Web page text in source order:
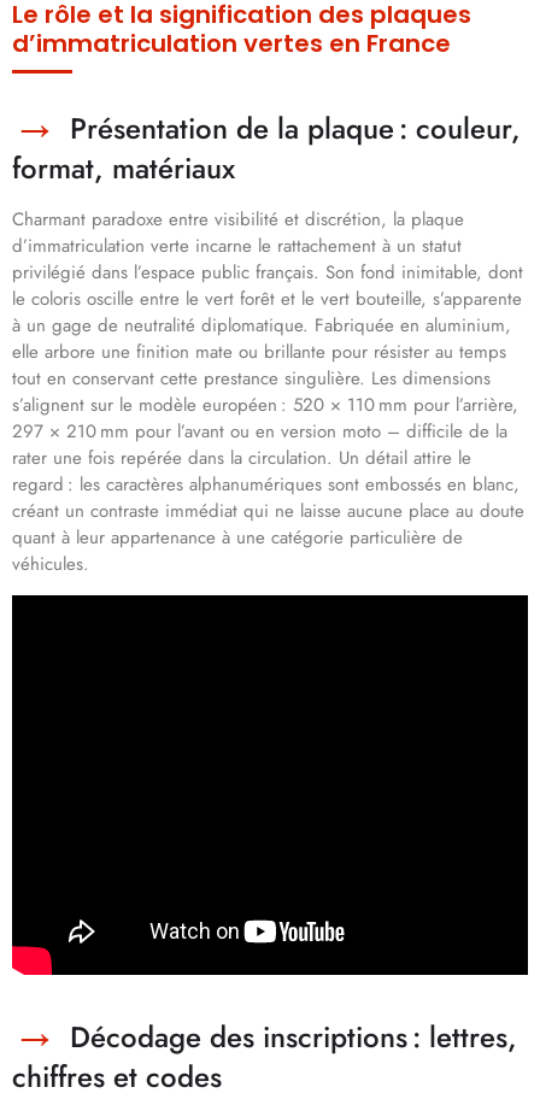
Le rôle et la signification des plaques
d’immatriculation vertes en France
Présentation de la plaque : couleur,
format, matériaux
Charmant paradoxe entre visibilité et discrétion, la plaque
d’immatriculation verte incarne le rattachement à un statut
privilégié dans l’espace public français. Son fond inimitable, dont
le coloris oscille entre le vert forêt et le vert bouteille, s’apparente
à un gage de neutralité diplomatique. Fabriquée en aluminium,
elle arbore une finition mate ou brillante pour résister au temps
tout en conservant cette prestance singulière. Les dimensions
s’alignent sur le modèle européen : 520 × 110 mm pour l’arrière,
297 × 210 mm pour l’avant ou en version moto – difficile de la
rater une fois repérée dans la circulation. Un détail attire le
regard : les caractères alphanumériques sont embossés en blanc,
créant un contraste immédiat qui ne laisse aucune place au doute
quant à leur appartenance à une catégorie particulière de
véhicules.
Décodage des inscriptions : lettres,
chiffres et codes